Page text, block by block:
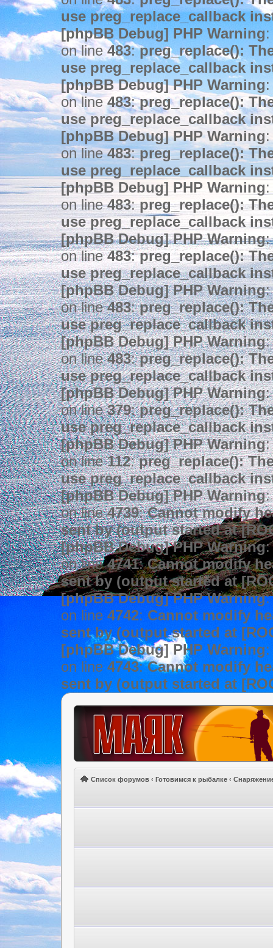
use preg_replace_callback
[phpBB Debug] PHP Warning
on line483:preg_replace():
use preg_replace_callback
[phpBB Debug] PHP Warning
on line483:preg_replace():
use preg_replace_callback
[phpBB Debug] PHP Warning
on line483:preg_replace():
use preg_replace_callback
[phpBB Debug] PHP Warning
on line483:preg_replace():
use preg_replace_callback
[phpBB Debug] PHP Warning:
on line483:preg_replace():
use preg_replace_callback
[phpBB Debug] PHP Warning:
on line483:preg_replace():
use preg_replace_callback
[phpBB Debug] PHP Warning:
on line483:preg_replace():
use preg_replace_callback
[phpBB Debug] PHP Warning:
on line379:preg_replace():
use preg_replace_callback
[phpBB Debug] PHP Warning:
on line112:preg_replace():
use preg_replace_callback
[phpBB Debug] PHP Warning:
on line4739:Cannot modify
sent by (output started at
[phpBB Debug] PHP Warning
on line4741:Cannot modify
sent by (output started at
[phpBB Debug] PHP Warning:
on line 4742: Cannot modify
sent by (output started at
[phpBB Debug] PHP Warning
on line 4743:Cannot modify
sent by (output started at
Список форумов ‹ Готовимся к рыбалке ‹